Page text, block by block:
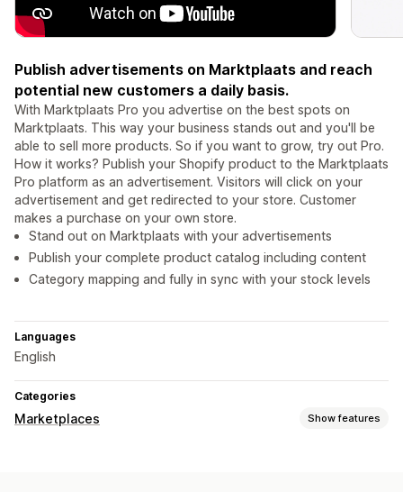
Publish advertisements on Marktplaats and reach
potential new customers a daily basis.
With Marktplaats Pro you advertise on the best spots on
Marktplaats. This way your business stands out and you'll be
able to sell more products. So if you want to grow, try out Pro.
How it works? Publish your Shopify product to the Marktplaats
Pro platform as an advertisement. Visitors will click on your
advertisement and get redirected to your store. Customer
makes a purchase on your own store.
Stand out on Marktplaats with your advertisements
Publish your complete product catalog including content
Category mapping and fully in sync with your stock levels
Languages
English
Categories
Marketplaces Show features